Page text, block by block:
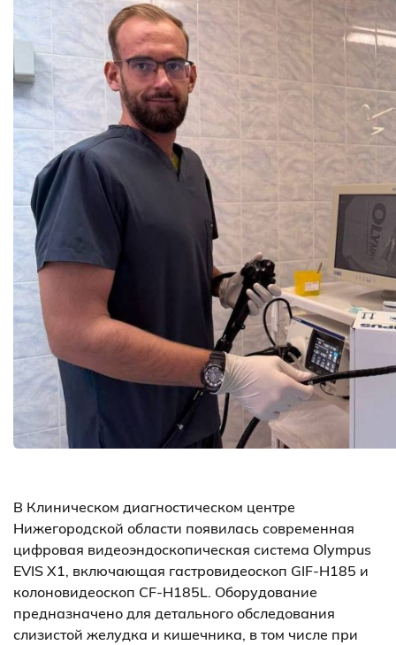
В Клиническом диагностическом центре
Нижегородской области появилась современная
цифровая видеоэндоскопическая система Olympus
EVIS X1, включающая гастровидеоскоп GIF-H185 и
колоновидеоскоп CF-H185L. Оборудование
предназначено для детального обследования
слизистой желудка и кишечника, в том числе при